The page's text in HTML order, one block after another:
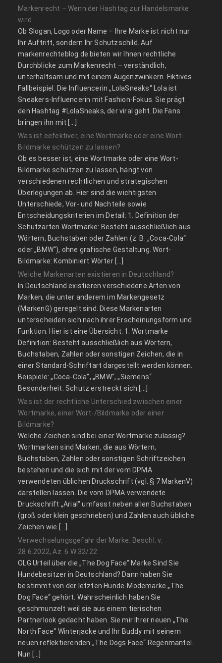
Markenrecht – Wenn der Hashtag zur Handelsmarke
wird
Ob Slogan, Logo oder Name – Ihre Marke ist nicht nur
Ihr Auftritt, sondern Ihr Schutzschild. Auf
markenrechteblog.de bieten wir Ihnen rechtliche
Durchblicke zum Markenrecht – verständlich,
unterhaltsam und mit einem Augenzwinkern. Fiktives
Fallbeispiel: Die Influencerin „LolaSneaks“ Lola ist
Sneakers-Influencerin mit Fashion-Fokus. Sie prägt
den Hashtag #LolaSneaks, der viral geht. Die Fans
bringen ihn mit […]
Was ist eefektiver, eine Wortmarke oder eine Wort-
Bildmarke schützen zu lassen?
Ob es besser ist, eine Wortmarke oder eine Wort-
Bildmarke schützen zu lassen, hängt von
verschiedenen rechtlichen und strategischen
Überlegungen ab. Hier sind die wichtigsten
Unterschiede, Vor- und Nachteile sowie
Entscheidungskriterien im Detail: 1. Definition der
Schutzarten Wortmarke: Besteht ausschließlich aus
Wörtern, Buchstaben oder Zahlen (z. B. „Coca-Cola“
oder „BMW“), ohne grafische Gestaltung. Wort-
Bildmarke: Kombiniert Wörter […]
Welche Markenarten existieren in Deutschland?
In Deutschland existieren verschiedene Arten von
Marken, die unter anderem im Markengesetz
(MarkenG) geregelt sind. Diese Markenarten
unterscheiden sich nach ihrer Erscheinungsform und
Funktion. Hier ist eine Übersicht: 1. Wortmarke
Definition: Besteht ausschließlich aus Wörtern,
Buchstaben, Zahlen oder sonstigen Zeichen, die in
einer Standard-Schriftart dargestellt werden können.
Beispiele: „Coca-Cola“, „BMW“, „Siemens“.
Besonderheit: Schutz erstreckt sich […]
Was ist der rechtliche Unterschied zwischen einer
Wortmarke, einer Wort-/Bildmarke oder einer
Bildmarke?
Welche Zeichen sind bei einer Wortmarke zulässig?
Wortmarken sind Marken, die aus Wörtern,
Buchstaben, Zahlen oder sonstigen Schriftzeichen
bestehen und die sich mit der vom DPMA
verwendeten üblichen Druckschrift (vgl. § 7 MarkenV)
darstellen lassen. Die vom DPMA verwendete
Druckschrift „Arial“ umfasst neben allen Buchstaben
(groß oder klein geschrieben) und Zahlen auch übliche
Zeichen wie […]
Verwechselungsgefahr der Marke: Beschl. v.
28.6.2022, Az. 6 W 32/22
OLG Urteil über die „The Dog Face“ Marke Sind Sie
Hundebesitzer in Deutschland? Dann haben Sie
bestimmt von der letzten Hunde-Modemarke „The
Dog Face“ gehört. Wahrscheinlich haben Sie
geschmunzelt weil sie aus einem tierischen
Partnerlook gedacht haben. Sie mir Ihrer neuen „The
North Face“ Winterjacke und Ihr Buddy mit seinem
neuen reflektierenden „The Dogs Face“ Regenmantel.
Nun […]